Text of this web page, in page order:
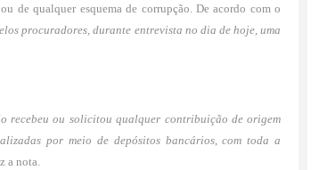
de qualquer esquema de corrupção. De acordo com o
procuradores, durante entrevista no dia de hoje, uma
recebeu ou solicitou qualquer contribuição de origem
por meio de depósitos bancários, com toda a
a nota.